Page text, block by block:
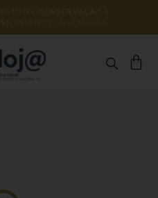
ESTUDO, CONSERVAÇÃO E